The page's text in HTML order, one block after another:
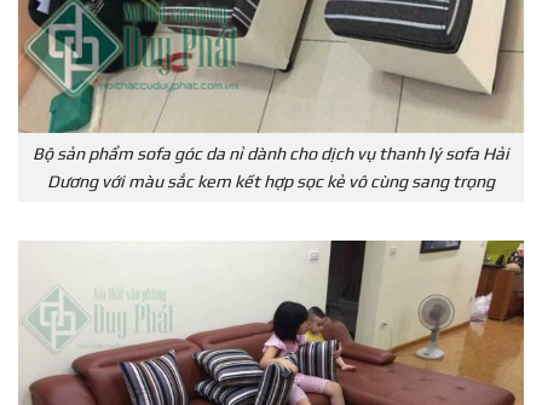
Bộ sản phẩm sofa góc da nỉ dành cho dịch vụ thanh lý sofa Hải
Dương với màu sắc kem kết hợp sọc kẻ vô cùng sang trọng